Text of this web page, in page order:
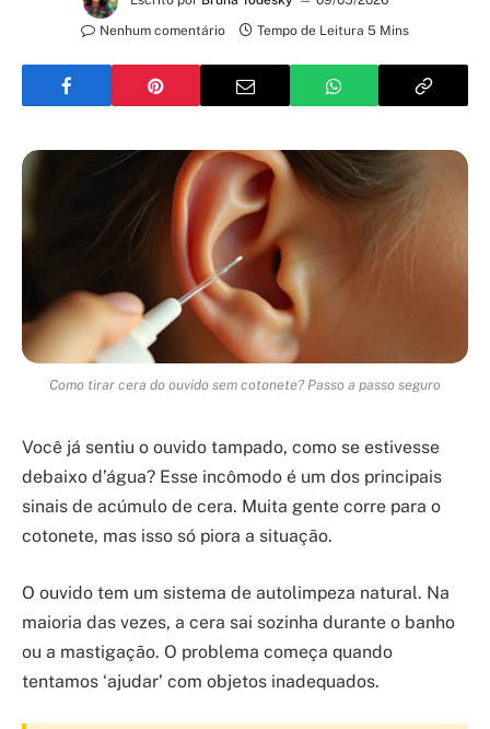
Nenhum comentário
Tempo de Leitura 5 Mins
Como tirar cera do ouvido sem cotonete? Passo a passo seguro
Você já sentiu o ouvido tampado, como se estivesse
debaixo d’água? Esse incômodo é um dos principais
sinais de acúmulo de cera. Muita gente corre para o
cotonete, mas isso só piora a situação.
O ouvido tem um sistema de autolimpeza natural. Na
maioria das vezes, a cera sai sozinha durante o banho
ou a mastigação. O problema começa quando
tentamos ‘ajudar’ com objetos inadequados.